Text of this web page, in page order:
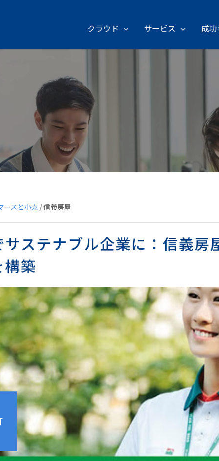
クラウド サービス 成
ースと小売 /信義房屋
サステナブル企業に：信義
築